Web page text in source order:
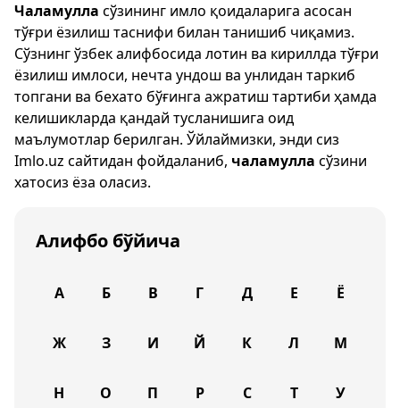
Чаламулла сўзининг имло қоидаларига асосан
тўғри ёзилиш таснифи билан танишиб чиқамиз.
Сўзнинг ўзбек алифбосида лотин ва кириллда тўғри
ёзилиш имлоси, нечта ундош ва унлидан таркиб
топгани ва бехато бўғинга ажратиш тартиби ҳамда
келишикларда қандай тусланишига оид
маълумотлар берилган. Ўйлаймизки, энди сиз
Imlo.uz сайтидан фойдаланиб, чаламулла сўзини
хатосиз ёза оласиз.
Алифбо бўйича
А Б В Г Д Е Ё
Ж З И Й К Л М
Н О П Р С Т У